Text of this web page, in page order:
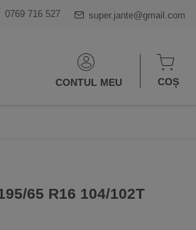
0769 716 527 super.jante@gmail.com
CONTUL MEU COȘ
65 R16 104/102T